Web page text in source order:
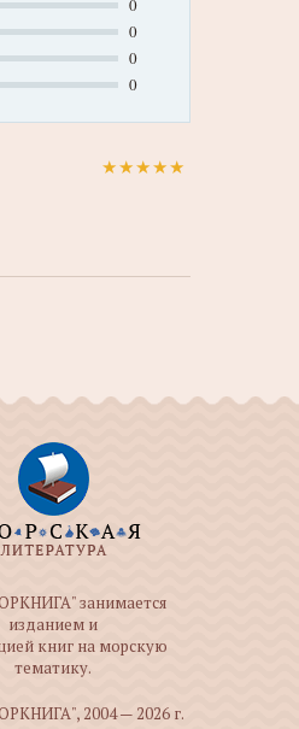
0
0
0
0
★★★★★
занимается
изданием и
книг на морскую
тематику.
2004 — 2026 г.